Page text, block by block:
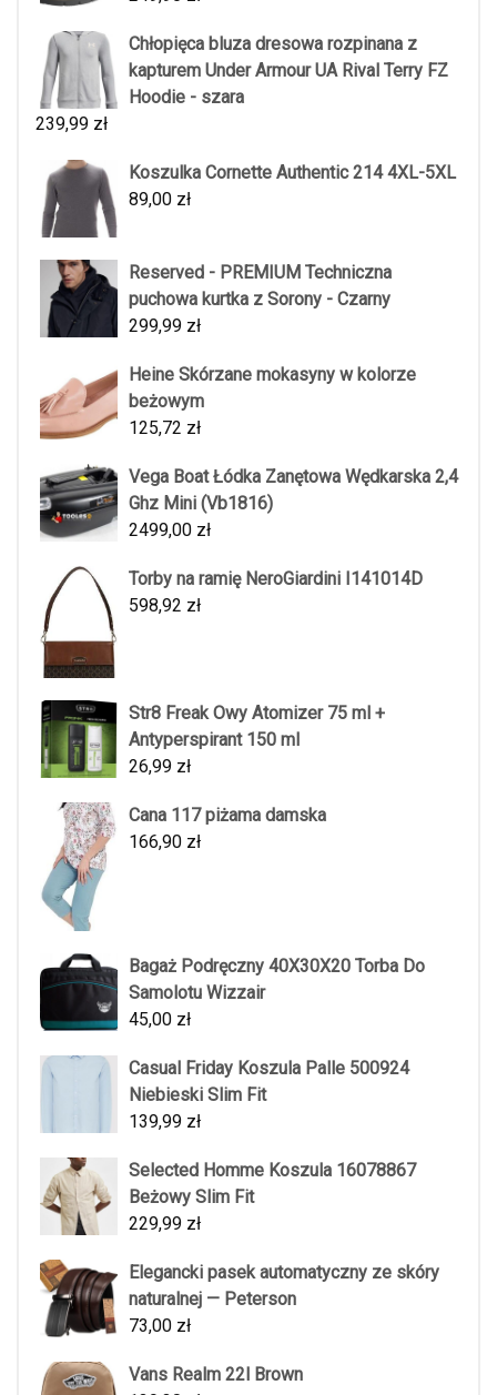
Chłopięca bluza dresowa rozpinana z
kapturem Under Armour UA Rival Terry FZ
Hoodie - szara
239,99 zł
Koszulka Cornette Authentic 214 4XL-5XL
89,00 zł
Reserved - PREMIUM Techniczna
puchowa kurtka z Sorony - Czarny
299,99 zł
Heine Skórzane mokasyny w kolorze
beżowym
125,72 zł
Vega Boat Łódka Zanętowa Wędkarska 2,4
Ghz Mini (Vb1816)
2499,00 zł
Torby na ramię NeroGiardini I141014D
598,92 zł
Str8 Freak Owy Atomizer 75 ml +
Antyperspirant 150 ml
26,99 zł
Cana 117 piżama damska
166,90 zł
Bagaż Podręczny 40X30X20 Torba Do
Samolotu Wizzair
45,00 zł
Casual Friday Koszula Palle 500924
Niebieski Slim Fit
139,99 zł
Selected Homme Koszula 16078867
Beżowy Slim Fit
229,99 zł
Elegancki pasek automatyczny ze skóry
naturalnej — Peterson
73,00 zł
Vans Realm 22l Brown